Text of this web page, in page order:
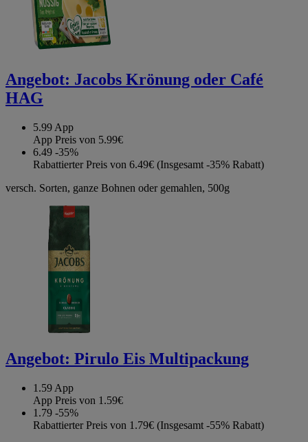
Angebot: Jacobs Krönung oder Café
HAG
5.99 App
App Preis von 5.99€
6.49 -35%
Rabattierter Preis von 6.49€ (Insgesamt -35% Rabatt)
versch. Sorten, ganze Bohnen oder gemahlen, 500g
Angebot: Pirulo Eis Multipackung
1.59 App
App Preis von 1.59€
1.79 -55%
Rabattierter Preis von 1.79€ (Insgesamt -55% Rabatt)